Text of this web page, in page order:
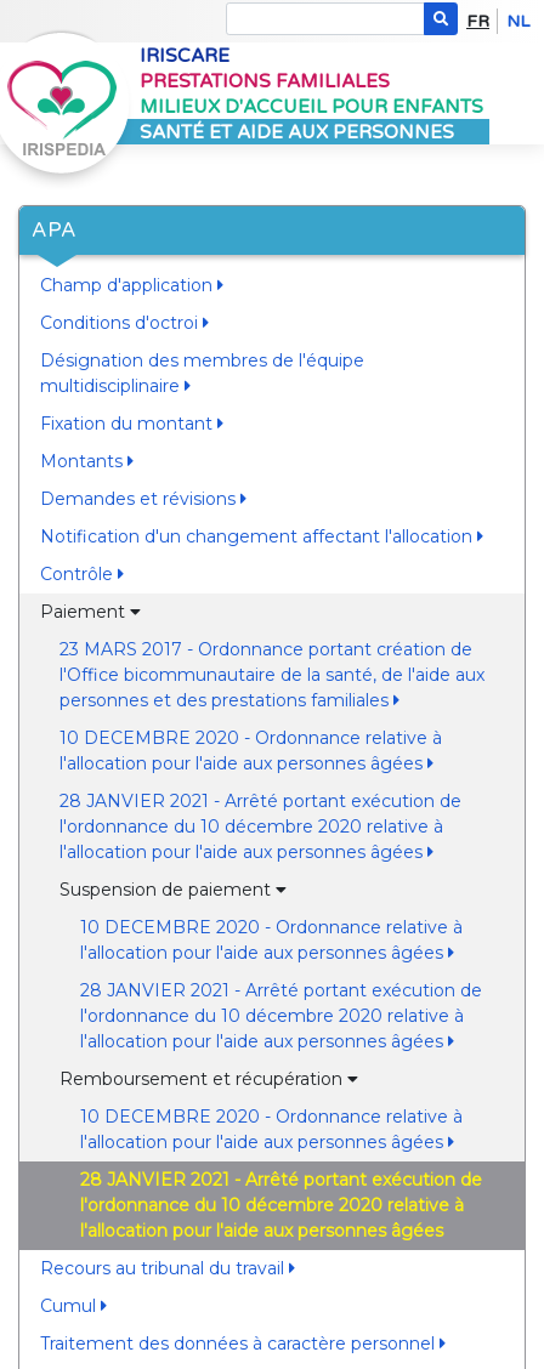
FR NL
IRISCARE
PRESTATIONS FAMILIALES
MILIEUX D'ACCUEIL POUR ENFANTS
SANTÉ ET AIDE AUX PERSONNES
APA
Champ d'application
Conditions d'octroi
Désignation des membres de l'équipe
multidisciplinaire
Fixation du montant
Montants
Demandes et révisions
Notification d'un changement affectant l'allocation
Contrôle
Paiement
23 MARS 2017 - Ordonnance portant création de
l'Office bicommunautaire de la santé, de l'aide aux
personnes et des prestations familiales
10 DECEMBRE 2020 - Ordonnance relative à
l'allocation pour l'aide aux personnes âgées
28 JANVIER 2021 - Arrêté portant exécution de
l'ordonnance du 10 décembre 2020 relative à
l'allocation pour l'aide aux personnes âgées
Suspension de paiement
10 DECEMBRE 2020 - Ordonnance relative à
l'allocation pour l'aide aux personnes âgées
28 JANVIER 2021 - Arrêté portant exécution de
l'ordonnance du 10 décembre 2020 relative à
l'allocation pour l'aide aux personnes âgées
Remboursement et récupération
10 DECEMBRE 2020 - Ordonnance relative à
l'allocation pour l'aide aux personnes âgées
28 JANVIER 2021 - Arrêté portant exécution de
l'ordonnance du 10 décembre 2020 relative à
l'allocation pour l'aide aux personnes âgées
Recours au tribunal du travail
Cumul
Traitement des données à caractère personnel